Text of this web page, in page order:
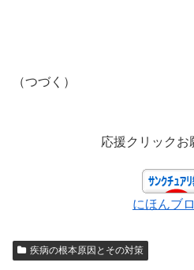
（つづく）
応援クリックお
にほんブ
疾病の根本原因とその対策